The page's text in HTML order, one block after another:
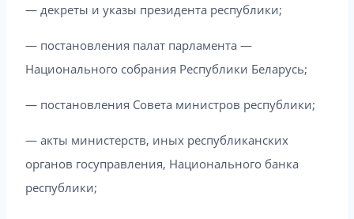
— декреты и указы президента республики;
— постановления палат парламента —
Национального собрания Республики Беларусь;
— постановления Совета министров республики;
— акты министерств, иных республиканских
органов госуправления, Национального банка
республики;